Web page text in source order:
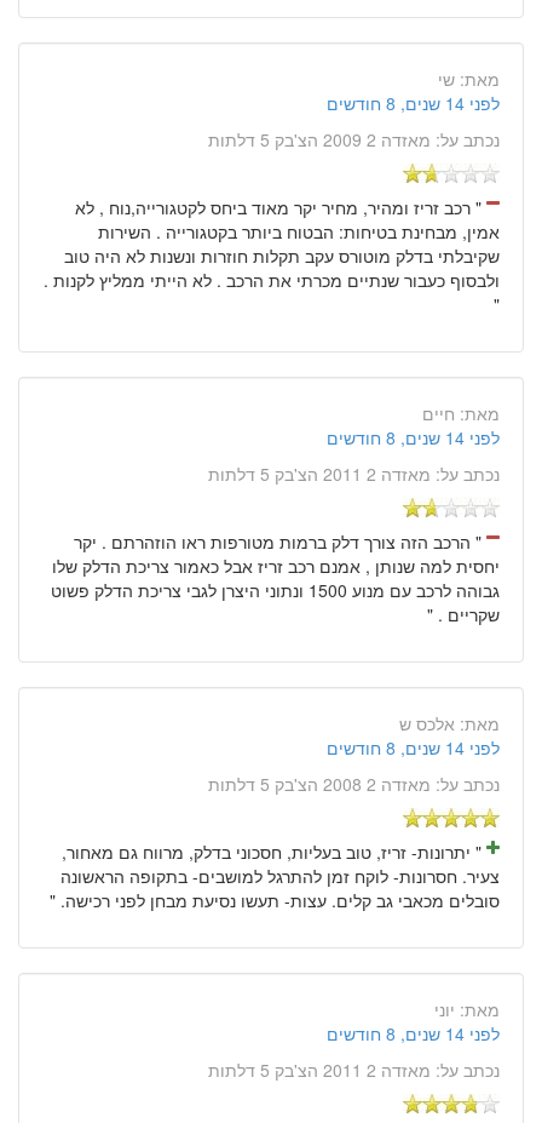
מאת: שי
לפני 14 שנים, 8 חודשים
נכתב על: מאזדה 2 2009 הצ'בק 5 דלתות
" רכב זריז ומהיר, מחיר יקר מאוד ביחס לקטגורייה,נוח , לא
אמין, מבחינת בטיחות: הבטוח ביותר בקטגורייה . השירות
שקיבלתי בדלק מוטורס עקב תקלות חוזרות ונשנות לא היה טוב
ולבסוף כעבור שנתיים מכרתי את הרכב . לא הייתי ממליץ לקנות .
"
מאת: חיים
לפני 14 שנים, 8 חודשים
נכתב על: מאזדה 2 2011 הצ'בק 5 דלתות
" הרכב הזה צורך דלק ברמות מטורפות ראו הוזהרתם . יקר
יחסית למה שנותן , אמנם רכב זריז אבל כאמור צריכת הדלק שלו
גבוהה לרכב עם מנוע 1500 ונתוני היצרן לגבי צריכת הדלק פשוט
שקריים . "
מאת: אלכס ש
לפני 14 שנים, 8 חודשים
נכתב על: מאזדה 2 2008 הצ'בק 5 דלתות
" יתרונות- זריז, טוב בעליות, חסכוני בדלק, מרווח גם מאחור,
צעיר. חסרונות- לוקח זמן להתרגל למושבים- בתקופה הראשונה
סובלים מכאבי גב קלים. עצות- תעשו נסיעת מבחן לפני רכישה. "
מאת: יוני
לפני 14 שנים, 8 חודשים
נכתב על: מאזדה 2 2011 הצ'בק 5 דלתות